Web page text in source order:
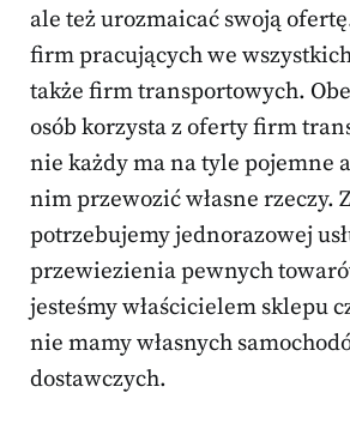
ale też urozmaicać swoją
firm pracujących we
także firm transportowych.
osób korzysta z oferty firm
nie każdy ma na tyle pojemne
nim przewozić własne rzeczy.
potrzebujemy jednorazowej
przewiezienia pewnych
jesteśmy właścicielem sklepu
nie mamy własnych
dostawczych.